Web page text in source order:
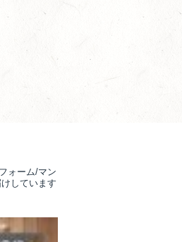
ォーム/マン
しています